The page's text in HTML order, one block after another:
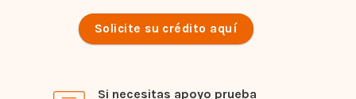
Solicite su crédito aquí
Si necesitas apoyo prueba